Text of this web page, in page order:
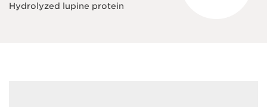
Hydrolyzed lupine protein